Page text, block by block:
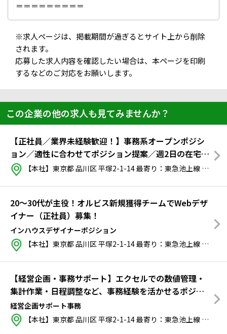
＝＝＝＝＝＝＝＝＝
※求人ページは、掲載期間が過ぎるとサイト上から削除
されます。
応募した求人内容を確認したい場合は、本ページを印刷
するなどのご対応をお願いします。
この企業の他の求人も見てみませんか？
【正社員／業界未経験歓迎！】事務系オープンポジシ
ョン／適性に合わせてポジション提案／週2日の在宅勤
務OK【本社】東京都 品川区 平塚2-1-14最寄り： 東急池上線 戸越銀座駅から徒歩7分
20〜30代が主役！オルビス新規獲得チームでWebデザ
イナー（正社員）募集！
インハウスデザイナーポジション
【本社】東京都 品川区 平塚2-1-14最寄り： 東急池上線 戸越銀座駅から徒歩7分
【経営企画・事務サポート】エクセルでの数値管理・
集計作業・日程調整など、事務経験を活かせるポジシ
ョン！／年休126日~在宅2日以上
経営企画サポート事務
【本社】東京都 品川区 平塚2-1-14最寄り： 東急池上線 戸越銀座駅から徒歩7分